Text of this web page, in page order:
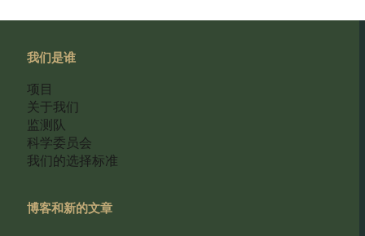
我们是谁
项目
关于我们
监测队
科学委员会
我们的选择标准
博客和新的文章